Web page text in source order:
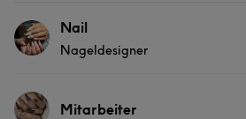
Nail
Nageldesigner
Services
Mitarbeiter